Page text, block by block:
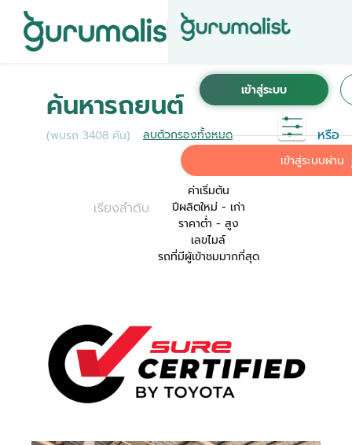
หรือ
เข้าสู่ระบบผ่าน
ค้นหารถยนต์
(พบรถ 3408 คัน) ลบตัวกรองทั้งหมด
เรียงลำดับ
ค่าเริ่มต้น
ปีผลิตใหม่ - เก่า
ราคาต่ำ - สูง
เลขไมล์
รถที่มีผู้เข้าชมมากที่สุด
เพื่อการใช้งานที่สะดวกที่สุด ระบบจะทำการเชื่อม
ต่อบัญชีการใช้งาน KINTO ของคุณเข้ากับ
Gurumalist